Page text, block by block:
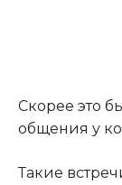
Скорее это
общения у
Такие